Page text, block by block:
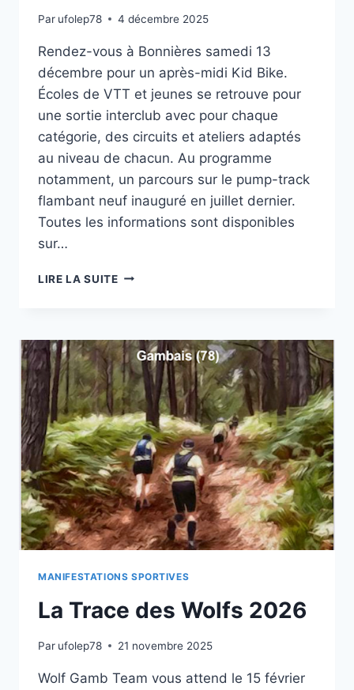
Par ufolep78 4 décembre 2025
Rendez-vous à Bonnières samedi 13
décembre pour un après-midi Kid Bike.
Écoles de VTT et jeunes se retrouve pour
une sortie interclub avec pour chaque
catégorie, des circuits et ateliers adaptés
au niveau de chacun. Au programme
notamment, un parcours sur le pump-track
flambant neuf inauguré en juillet dernier.
Toutes les informations sont disponibles
sur…
LIRE LA SUITE
MANIFESTATIONS SPORTIVES
La Trace des Wolfs 2026
Par ufolep78 21 novembre 2025
Wolf Gamb Team vous attend le 15 février